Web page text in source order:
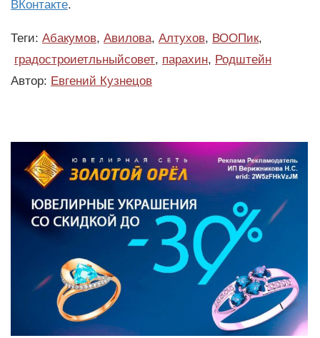
ВКонтакте.
Теги: Абакумов, Авилова, Алтухов, ВООПик,
градостроиетльныйсовет, парахин, Родштейн
Автор: Евгений Кузнецов